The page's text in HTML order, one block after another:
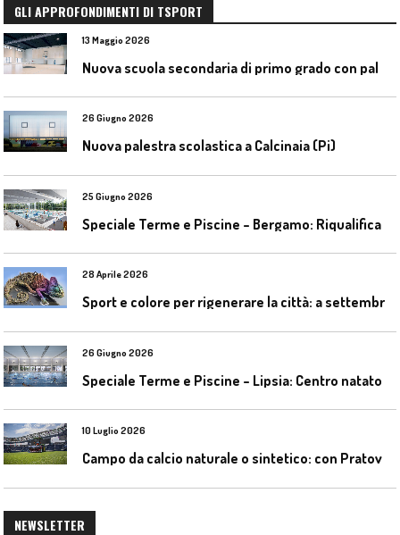
GLI APPROFONDIMENTI DI TSPORT
13 Maggio 2026
26 Giugno 2026
Nuova palestra scolastica a Calcinaia (Pi)
25 Giugno 2026
28 Aprile 2026
26 Giugno 2026
10 Luglio 2026
NEWSLETTER